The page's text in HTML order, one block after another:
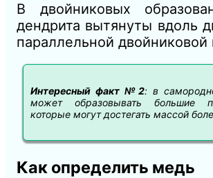
В двойниковых
дендрита вытянуты вдоль
параллельной двойниковой
Интересный факт №2: в
может образовывать большие
которые могут достегать массой
Как определить медь